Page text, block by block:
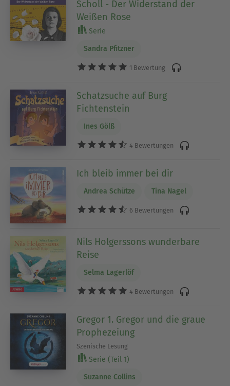
Scholl - Der Widerstand der
Weißen Rose
Serie
Sandra Pfitzner
1 Bewertung
Schatzsuche auf Burg
Fichtenstein
Ines Gölß
4 Bewertungen
Ich bleib immer bei dir
Andrea Schütze Tina Nagel
6 Bewertungen
Nils Holgerssons wunderbare
Reise
Selma Lagerlöf
4 Bewertungen
Gregor 1. Gregor und die graue
Prophezeiung
Szenische Lesung
Serie (Teil 1)
Suzanne Collins